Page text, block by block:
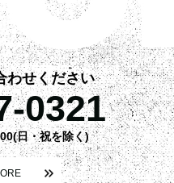
わせください
0321
日・祝を除く)